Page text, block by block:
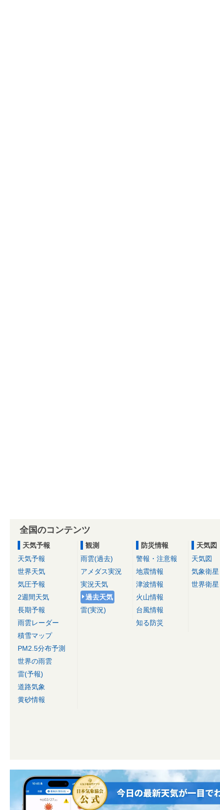
全国のコンテンツ
天気予報
天気予報
世界天気
気圧予報
2週間天気
長期予報
雨雲レーダー
積雪マップ
PM2.5分布予測
世界の雨雲
雷(予報)
道路気象
黄砂情報
観測
雨雲(過去)
アメダス実況
実況天気
過去天気
雷(実況)
防災情報
警報・注意報
地震情報
津波情報
火山情報
台風情報
知る防災
天気図
天気図
気象衛星
世界衛星